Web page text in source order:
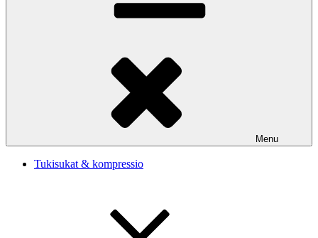
Menu
Tukisukat & kompressio